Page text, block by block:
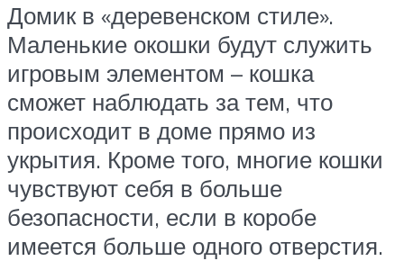
Домик в «деревенском стиле».
Маленькие окошки будут служить
игровым элементом – кошка
сможет наблюдать за тем, что
происходит в доме прямо из
укрытия. Кроме того, многие кошки
чувствуют себя в больше
безопасности, если в коробе
имеется больше одного отверстия.